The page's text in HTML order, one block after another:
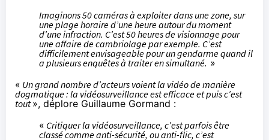
Imaginons 50 caméras à exploiter dans une zone, sur
une plage horaire d’une heure autour du moment
d’une infraction. C’est 50 heures de visionnage pour
une affaire de cambriolage par exemple. C’est
difficilement envisageable pour un gendarme quand il
a plusieurs enquêtes à traiter en simultané. »
« Un grand nombre d’acteurs voient la vidéo de manière
dogmatique : la vidéosurveillance est efficace et puis c’est
tout», déplore Guillaume Gormand :
« Critiquer la vidéosurveillance, c’est parfois être
classé comme anti-sécurité, ou anti-flic, c’est